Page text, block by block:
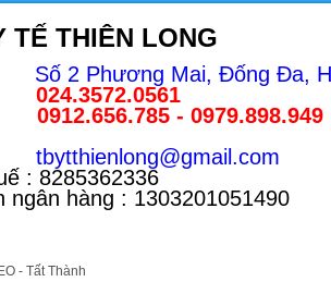
TẾ THIÊN LONG
Số 2 Phương Mai, Đống Đa,
024.3572.0561
0912.656.785 - 0979.898.949
tbytthienlong@gmail.com
: 8285362336
hàng : 1303201051490
- Tất Thành